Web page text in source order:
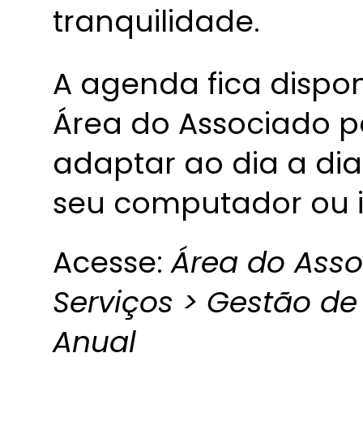
tranquilidade.
A agenda fica
Área do Associado
adaptar ao dia a
seu computador ou
Acesse:Área do
Serviços > Gestão
Anual